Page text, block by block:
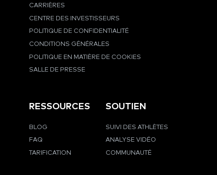
CARRIÈRES
CENTRE DES INVESTISSEURS
POLITIQUE DE CONFIDENTIALITÉ
CONDITIONS GÉNÉRALES
POLITIQUE EN MATIÈRE DE COOKIES
SALLE DE PRESSE
RESSOURCES
BLOG
FAQ
TARIFICATION
SOUTIEN
SUIVI DES ATHLÈTES
ANALYSE VIDÉO
COMMUNAUTÉ